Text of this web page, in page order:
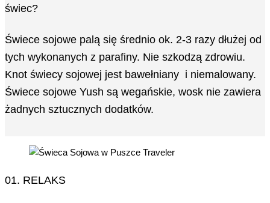
świec?
Świece sojowe palą się średnio ok. 2-3 razy dłużej od
tych wykonanych z parafiny. Nie szkodzą zdrowiu.
Knot świecy sojowej jest bawełniany i niemalowany.
Świece sojowe Yush są wegańskie, wosk nie zawiera
żadnych sztucznych dodatków.
01. RELAKS